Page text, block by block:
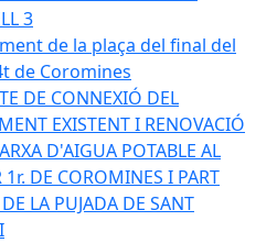
3
de la plaça del final del
de Coromines
DE CONNEXIÓ DEL
EXISTENT I RENOVACIÓ
D'AIGUA POTABLE AL
1r. DE COROMINES I PART
LA PUJADA DE SANT